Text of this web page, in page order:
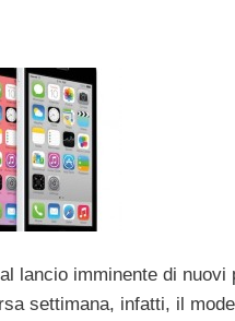
lancio imminente di nuovi
settimana, infatti, il